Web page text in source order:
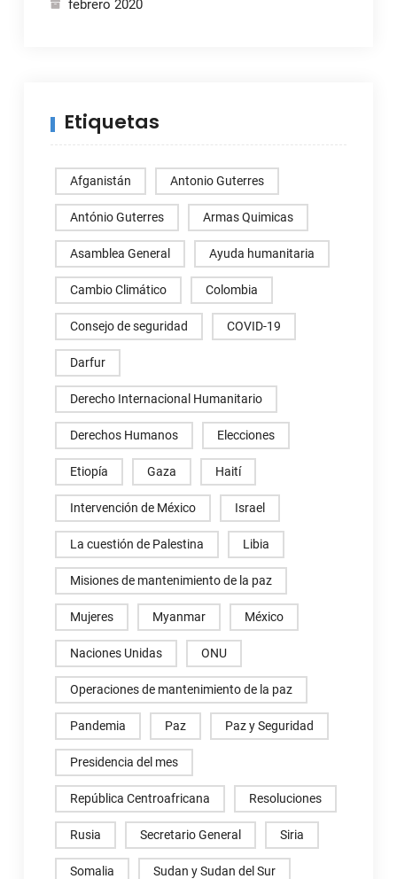
febrero 2020
Etiquetas
Afganistán Antonio Guterres
António Guterres Armas Quimicas
Asamblea General Ayuda humanitaria
Cambio Climático Colombia
Consejo de seguridad COVID-19
Darfur
Derecho Internacional Humanitario
Derechos Humanos Elecciones
Etiopía Gaza Haití
Intervención de México Israel
La cuestión de Palestina Libia
Misiones de mantenimiento de la paz
Mujeres Myanmar México
Naciones Unidas ONU
Operaciones de mantenimiento de la paz
Pandemia Paz Paz y Seguridad
Presidencia del mes
República Centroafricana Resoluciones
Rusia Secretario General Siria
Somalia Sudan y Sudan del Sur